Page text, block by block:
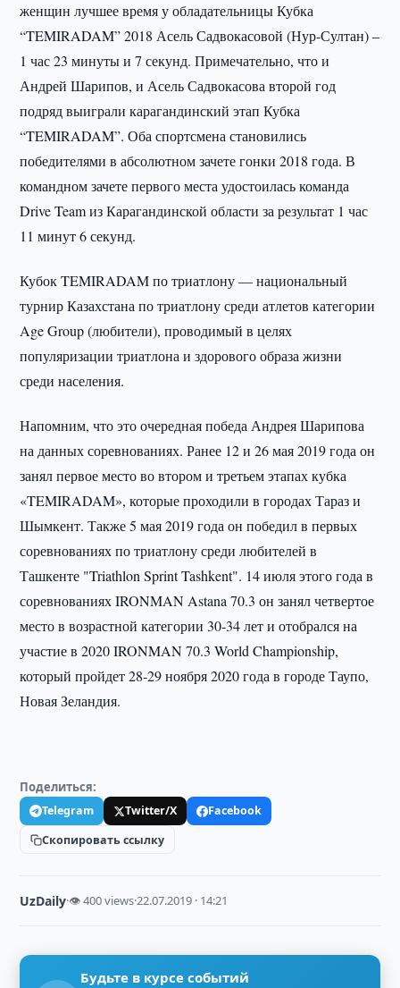
женщин лучшее время у обладательницы Кубка
“TEMIRADAM” 2018 Асель Садвокасовой (Нур-Султан) –
1 час 23 минуты и 7 секунд. Примечательно, что и
Андрей Шарипов, и Асель Садвокасова второй год
подряд выиграли карагандинский этап Кубка
“TEMIRADAM”. Оба спортсмена становились
победителями в абсолютном зачете гонки 2018 года. В
командном зачете первого места удостоилась команда
Drive Team из Карагандинской области за результат 1 час
11 минут 6 секунд.
Кубок TEMIRADAM по триатлону — национальный
турнир Казахстана по триатлону среди атлетов категории
Age Group (любители), проводимый в целях
популяризации триатлона и здорового образа жизни
среди населения.
Напомним, что это очередная победа Андрея Шарипова
на данных соревнованиях. Ранее 12 и 26 мая 2019 года он
занял первое место во втором и третьем этапах кубка
«TEMIRADAM», которые проходили в городах Тараз и
Шымкент. Также 5 мая 2019 года он победил в первых
соревнованиях по триатлону среди любителей в
Ташкенте "Triathlon Sprint Tashkent". 14 июля этого года в
соревнованиях IRONMAN Astana 70.3 он занял четвертое
место в возрастной категории 30-34 лет и отобрался на
участие в 2020 IRONMAN 70.3 World Championship,
который пройдет 28-29 ноября 2020 года в городе Таупо,
Новая Зеландия.
Поделиться:
Telegram Twitter/X
Facebook
Скопировать ссылку
UzDaily·👁 400 views·22.07.2019 · 14:21
Будьте в курсе событий